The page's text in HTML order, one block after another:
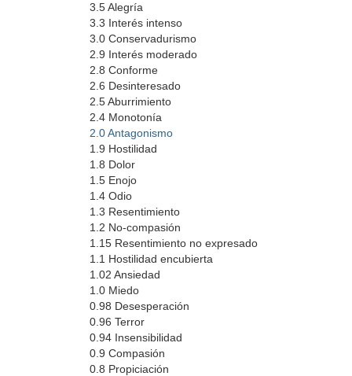
3.5 Alegría
3.3 Interés intenso
3.0 Conservadurismo
2.9 Interés moderado
2.8 Conforme
2.6 Desinteresado
2.5 Aburrimiento
2.4 Monotonía
2.0 Antagonismo
1.9 Hostilidad
1.8 Dolor
1.5 Enojo
1.4 Odio
1.3 Resentimiento
1.2 No-compasión
1.15 Resentimiento no expresado
1.1 Hostilidad encubierta
1.02 Ansiedad
1.0 Miedo
0.98 Desesperación
0.96 Terror
0.94 Insensibilidad
0.9 Compasión
0.8 Propiciación